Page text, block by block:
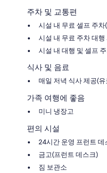
주차 및 교통편
시설 내 무료 셀프 주차
시설 내 무료 주차 대
시설 내 대행 및 셀프
식사 및 음료
매일 저녁 식사 제공(유
가족 여행에 좋음
미니 냉장고
편의 시설
24시간 운영 프런트 데
금고(프런트 데스크)
짐 보관소